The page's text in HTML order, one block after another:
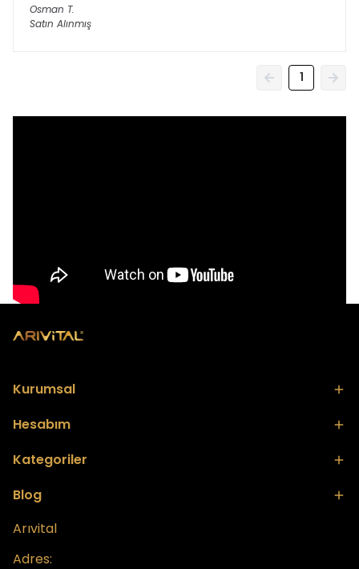
Osman T.
Satın Alınmış
1
Kurumsal
Hesabım
Kategoriler
Blog
Arıvital
Adres: